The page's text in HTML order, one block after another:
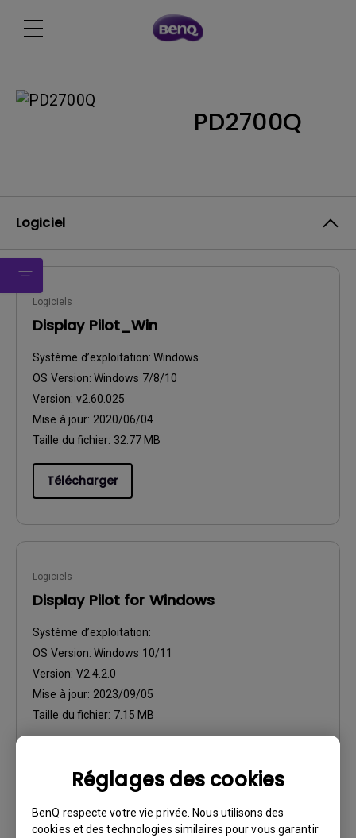
Réglages des cookies
BenQ respecte votre vie privée. Nous utilisons des
cookies et des technologies similaires pour vous garantir
PD2700Q
Logiciel
Logiciels
Display Pilot_Win
Système d’exploitation: Windows
OS Version: Windows 7/8/10
Version: v2.60.025
Mise à jour: 2020/06/04
Taille du fichier: 32.77 MB
Télécharger
Logiciels
Display Pilot for Windows
Système d’exploitation:
OS Version: Windows 10/11
Version: V2.4.2.0
Mise à jour: 2023/09/05
Taille du fichier: 7.15 MB